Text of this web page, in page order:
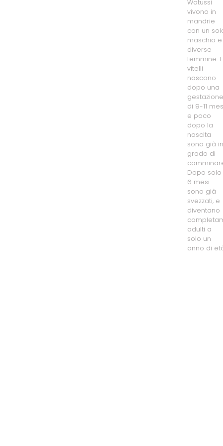
Watussi
vivono in
mandrie
con un
maschio e
diverse
femmine. I
vitelli
nascono
dopo una
gestazione
di 9-11
e poco
dopo la
nascita
sono già in
grado di
Dopo solo
6 mesi
sono già
svezzati, e
diventano
adulti a
solo un
anno di